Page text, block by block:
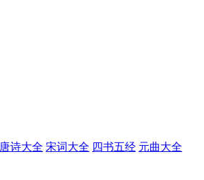
唐诗大全 宋词大全 四书五经 元曲大全